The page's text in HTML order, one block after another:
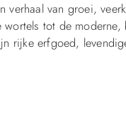
verhaal van groei,
wortels tot de
rijke erfgoed,